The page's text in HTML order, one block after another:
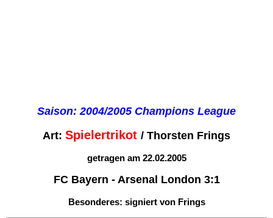
Saison: 2004/2005 Champions League
Art: Spielertrikot / Thorsten Frings
getragen am 22.02.2005
FC Bayern - Arsenal London 3:1
Besonderes: signiert von Frings